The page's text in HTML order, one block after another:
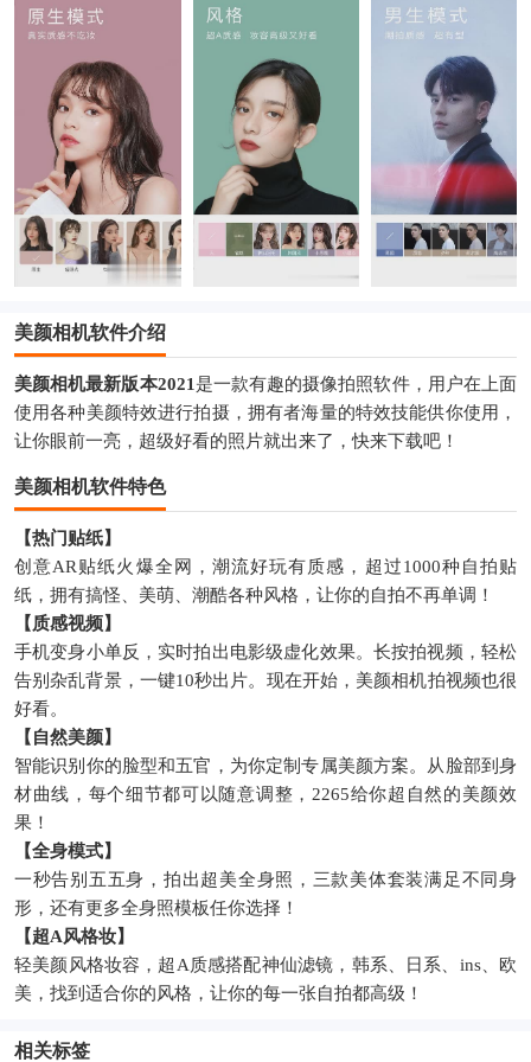
美颜相机软件介绍
美颜相机最新版本2021 是一款有趣的摄像拍照软件，用户在上面
使用各种美颜特效进行拍摄，拥有者海量的特效技能供你使用，
让你眼前一亮，超级好看的照片就出来了，快来下载吧！
美颜相机软件特色
【热门贴纸】
创意AR贴纸火爆全网，潮流好玩有质感，超过1000种自拍贴
纸，拥有搞怪、美萌、潮酷各种风格，让你的自拍不再单调！
【质感视频】
手机变身小单反，实时拍出电影级虚化效果。长按拍视频，轻松
告别杂乱背景，一键10秒出片。现在开始，美颜相机拍视频也很
好看。
【自然美颜】
智能识别你的脸型和五官，为你定制专属美颜方案。从脸部到身
材曲线，每个细节都可以随意调整，2265给你超自然的美颜效
果！
【全身模式】
一秒告别五五身，拍出超美全身照，三款美体套装满足不同身
形，还有更多全身照模板任你选择！
【超A风格妆】
轻美颜风格妆容，超A质感搭配神仙滤镜，韩系、日系、ins、欧
美，找到适合你的风格，让你的每一张自拍都高级！
相关标签